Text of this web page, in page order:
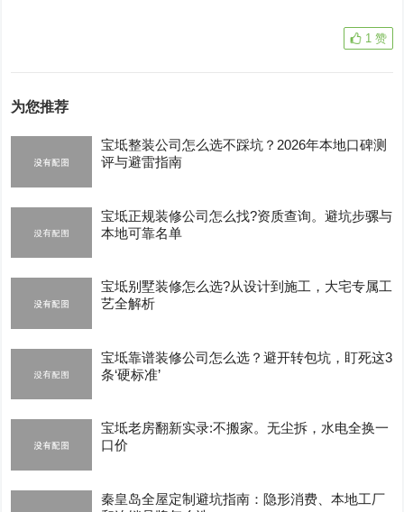
1 赞
为您推荐
宝坻整装公司怎么选不踩坑？2026年本地口碑测
评与避雷指南
宝坻正规装修公司怎么找?资质查询。避坑步骡与
本地可靠名单
宝坻别墅装修怎么选?从设计到施工，大宅专属工
艺全解析
宝坻靠谱装修公司怎么选？避开转包坑，盯死这3
条‘硬标准’
宝坻老房翻新实录:不搬家。无尘拆，水电全换一
口价
秦皇岛全屋定制避坑指南：隐形消费、本地工厂